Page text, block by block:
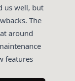
us well, but
The
around
features